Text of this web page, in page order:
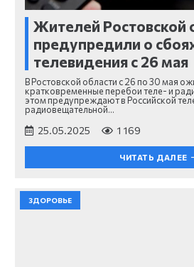
Жителей Ростовской
предупредили о
телевидения с 26 мая
В Ростовской области с 26 по 30 мая
кратковременные перебои теле- и
этом предупреждают в Российской
радиовещательной…
25.05.2025 1 169
ЧИТАТЬ ДАЛЕЕ
ЗДОРОВЬЕ